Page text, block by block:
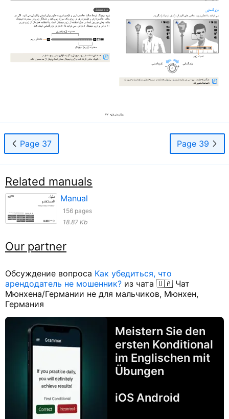
Page 37 Page 39
Related manuals
Manual
156 pages
18.87 Kb
Our partner
Обсуждение вопроса Как убедиться, что
арендодатель не мошенник? из чата 🇺🇦 Чат
Мюнхена/Германии не для мальчиков, Мюнхен,
Германия
Meistern Sie den
ersten Konditional
im Englischen mit
Übungen
iOS Android